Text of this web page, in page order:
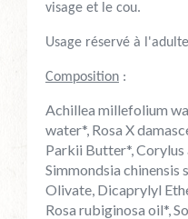
visage et le cou.
Usage réservé à
Composition :
Achillea millefolium
water*, Rosa X
Parkii Butter*, Corylus
Simmondsia chinensis
Olivate, Dicaprylyl
Rosa rubiginosa oil*,